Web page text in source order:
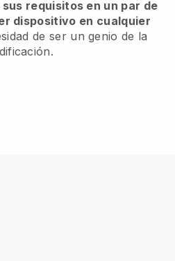
sus requisitos en un par de
dispositivo en cualquier
de ser un genio de la